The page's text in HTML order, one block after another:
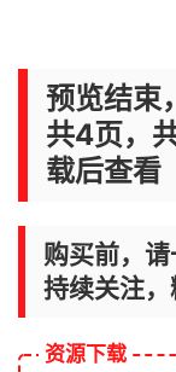
预览结束
共4页，
载后查看
购买前，
持续关注
资源下载